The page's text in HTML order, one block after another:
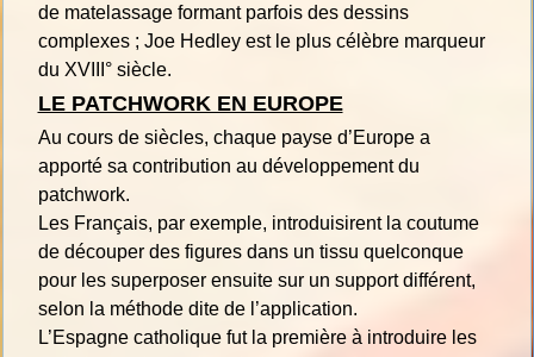
de matelassage formant parfois des dessins
complexes ; Joe Hedley est le plus célèbre marqueur
du XVIII° siècle.
LE PATCHWORK EN EUROPE
Au cours de siècles, chaque payse d’Europe a
apporté sa contribution au développement du
patchwork.
Les Français, par exemple, introduisirent la coutume
de découper des figures dans un tissu quelconque
pour les superposer ensuite sur un support différent,
selon la méthode dite de l’application.
L’Espagne catholique fut la première à introduire les